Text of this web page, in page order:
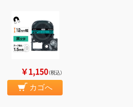
￥1,150（税込）
カゴへ